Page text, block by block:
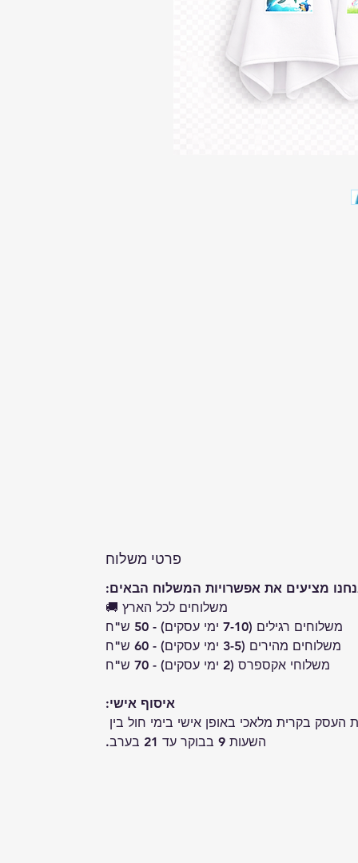
פרטי משלוח
מציעים את אפשרויות המשלוח הבאים:
משלוחים לכל הארץ 🚚
משלוחים רגילים (7-10 ימי עסקים) - 50 ש"ח
משלוחים מהירים (3-5 ימי עסקים) - 60 ש"ח
משלוחי אקספרס (2 ימי עסקים) - 70 ש"ח
איסוף אישי:
בקרית מלאכי באופן אישי בימי חול בין
השעות 9 בבוקר עד 21 בערב.